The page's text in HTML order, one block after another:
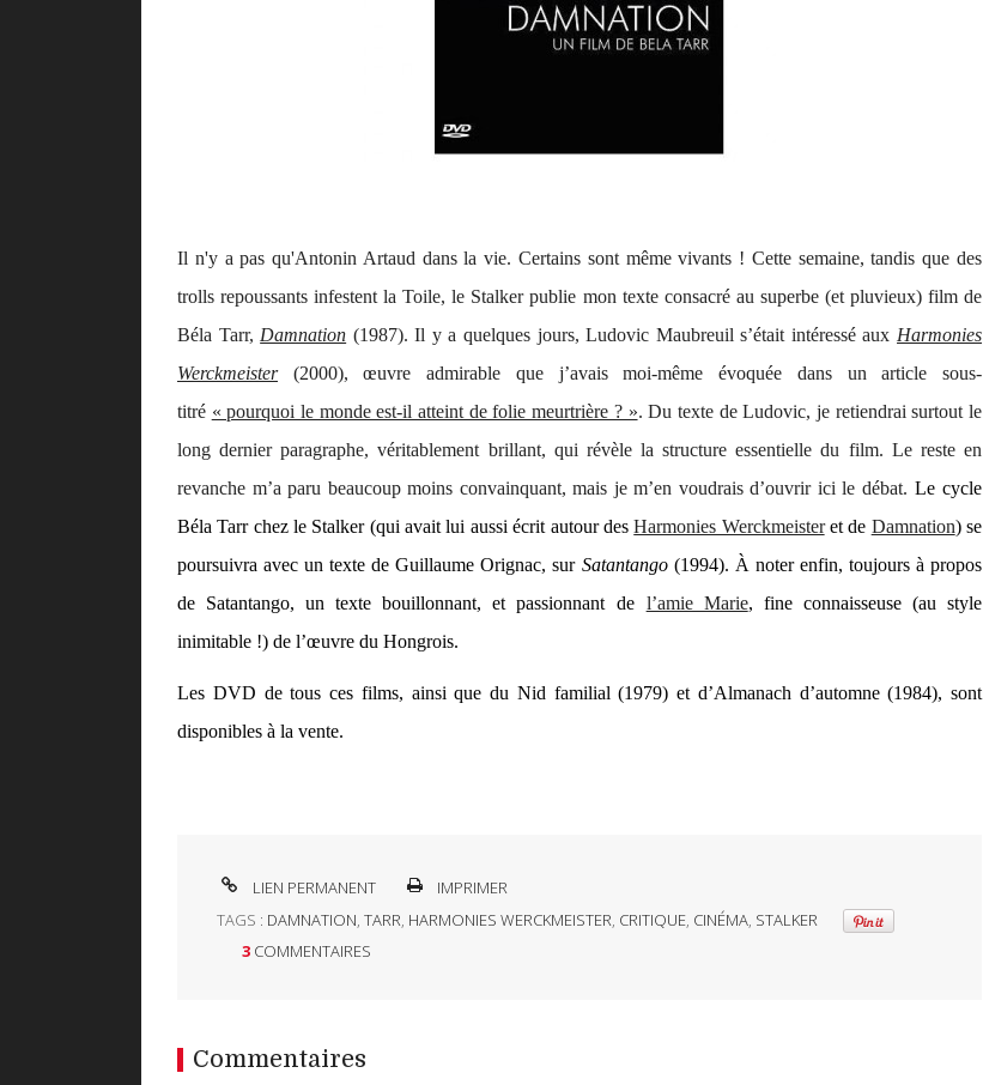
Il n'y a pas qu'Antonin Artaud dans la vie. Certains sont même vivants ! Cette semaine, tandis que des
trolls repoussants infestent la Toile, le Stalker publie mon texte consacré au superbe (et pluvieux) film de
Béla Tarr, Damnation (1987). Il y a quelques jours, Ludovic Maubreuil s’était intéressé aux Harmonies
Werckmeister
(2000), œuvre admirable que j’avais moi-même évoquée dans un article sous-
titré « pourquoi le monde est-il atteint de folie meurtrière ? ». Du texte de Ludovic, je retiendrai surtout le
long dernier paragraphe, véritablement brillant, qui révèle la structure essentielle du film. Le reste en
revanche m’a paru beaucoup moins convainquant, mais je m’en voudrais d’ouvrir ici le débat. Le cycle
Béla Tarr chez le Stalker (qui avait lui aussi écrit autour desHarmonies Werckmeisteret de Damnation) se
poursuivra avec un texte de Guillaume Orignac, sur Satantango(1994). À noter enfin, toujours à propos
de Satantango, un texte bouillonnant, et passionnant de l’amie Marie, fine connaisseuse (au style
inimitable !) de l’œuvre du Hongrois.
Les DVD de tous ces films, ainsi que du Nid familial (1979) et d’Almanach d’automne(1984), sont
disponibles à la vente.
LIEN PERMANENT
IMPRIMER
TAGS : DAMNATION, TARR, HARMONIES WERCKMEISTER, CRITIQUE, CINÉMA, STALKER
3 COMMENTAIRES
Commentaires